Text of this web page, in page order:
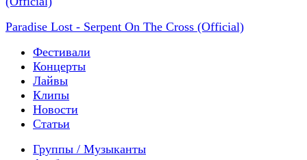
Paradise Lost - Serpent On The Cross (Official)
Фестивали
Концерты
Лайвы
Клипы
Новости
Статьи
Группы / Музыканты